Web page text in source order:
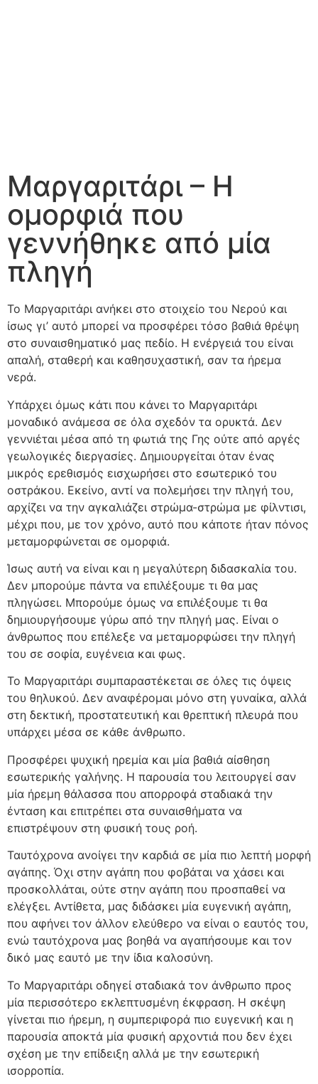
Μαργαριτάρι – Η
ομορφιά που
γεννήθηκε από μία
πληγή
Το Μαργαριτάρι ανήκει στο στοιχείο του Νερού και
ίσως γι’ αυτό μπορεί να προσφέρει τόσο βαθιά θρέψη
στο συναισθηματικό μας πεδίο. Η ενέργειά του είναι
απαλή, σταθερή και καθησυχαστική, σαν τα ήρεμα
νερά.
Υπάρχει όμως κάτι που κάνει το Μαργαριτάρι
μοναδικό ανάμεσα σε όλα σχεδόν τα ορυκτά. Δεν
γεννιέται μέσα από τη φωτιά της Γης ούτε από αργές
γεωλογικές διεργασίες. Δημιουργείται όταν ένας
μικρός ερεθισμός εισχωρήσει στο εσωτερικό του
οστράκου. Εκείνο, αντί να πολεμήσει την πληγή του,
αρχίζει να την αγκαλιάζει στρώμα-στρώμα με φίλντισι,
μέχρι που, με τον χρόνο, αυτό που κάποτε ήταν πόνος
μεταμορφώνεται σε ομορφιά.
Ίσως αυτή να είναι και η μεγαλύτερη διδασκαλία του.
Δεν μπορούμε πάντα να επιλέξουμε τι θα μας
πληγώσει. Μπορούμε όμως να επιλέξουμε τι θα
δημιουργήσουμε γύρω από την πληγή μας. Είναι ο
άνθρωπος που επέλεξε να μεταμορφώσει την πληγή
του σε σοφία, ευγένεια και φως.
Το Μαργαριτάρι συμπαραστέκεται σε όλες τις όψεις
του θηλυκού. Δεν αναφέρομαι μόνο στη γυναίκα, αλλά
στη δεκτική, προστατευτική και θρεπτική πλευρά που
υπάρχει μέσα σε κάθε άνθρωπο.
Προσφέρει ψυχική ηρεμία και μία βαθιά αίσθηση
εσωτερικής γαλήνης. Η παρουσία του λειτουργεί σαν
μία ήρεμη θάλασσα που απορροφά σταδιακά την
ένταση και επιτρέπει στα συναισθήματα να
επιστρέψουν στη φυσική τους ροή.
Ταυτόχρονα ανοίγει την καρδιά σε μία πιο λεπτή μορφή
αγάπης. Όχι στην αγάπη που φοβάται να χάσει και
προσκολλάται, ούτε στην αγάπη που προσπαθεί να
ελέγξει. Αντίθετα, μας διδάσκει μία ευγενική αγάπη,
που αφήνει τον άλλον ελεύθερο να είναι ο εαυτός του,
ενώ ταυτόχρονα μας βοηθά να αγαπήσουμε και τον
δικό μας εαυτό με την ίδια καλοσύνη.
Το Μαργαριτάρι οδηγεί σταδιακά τον άνθρωπο προς
μία περισσότερο εκλεπτυσμένη έκφραση. Η σκέψη
γίνεται πιο ήρεμη, η συμπεριφορά πιο ευγενική και η
παρουσία αποκτά μία φυσική αρχοντιά που δεν έχει
σχέση με την επίδειξη αλλά με την εσωτερική
ισορροπία.